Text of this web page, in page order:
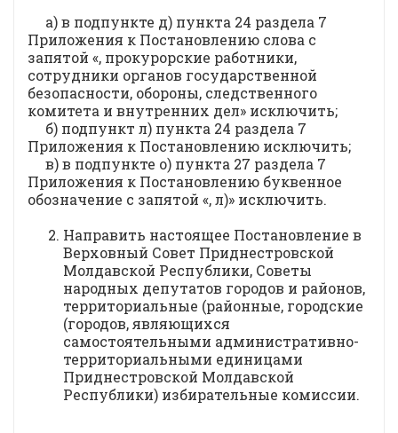
а) в подпункте д) пункта 24 раздела 7
Приложения к Постановлению слова с
запятой «, прокурорские работники,
сотрудники органов государственной
безопасности, обороны, следственного
комитета и внутренних дел» исключить;
б) подпункт л) пункта 24 раздела 7
Приложения к Постановлению исключить;
в) в подпункте о) пункта 27 раздела 7
Приложения к Постановлению буквенное
обозначение с запятой «, л)» исключить.
Направить настоящее Постановление в
Верховный Совет Приднестровской
Молдавской Республики, Советы
народных депутатов городов и районов,
территориальные (районные, городские
(городов, являющихся
самостоятельными административно-
территориальными единицами
Приднестровской Молдавской
Республики) избирательные комиссии.